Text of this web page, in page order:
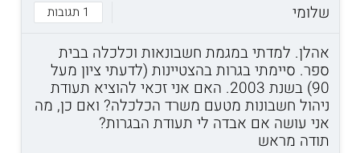
שלומי
1 תגובות
אהלן. למדתי במגמת חשבונאות וכלכלה בבית
ספר. סיימתי בגרות בהצטיינות (לדעתי ציון מעל
90) בשנת 2003. האם אני זכאי להוציא תעודת
ניהול חשבונות מטעם משרד הכלכלה? ואם כן, מה
אני עושה אם אבדה לי תעודת הבגרות?
תודה מראש